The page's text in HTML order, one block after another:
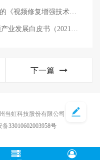
重要行业标准+1！当虹科技参编的《视频修复增强技术要求和评价方法》正式发布
当虹科技参与编写 《超高清视频产业发展白皮书（2021年）》发布！
下一篇
当虹科技股份有限公司
备33010602003958号